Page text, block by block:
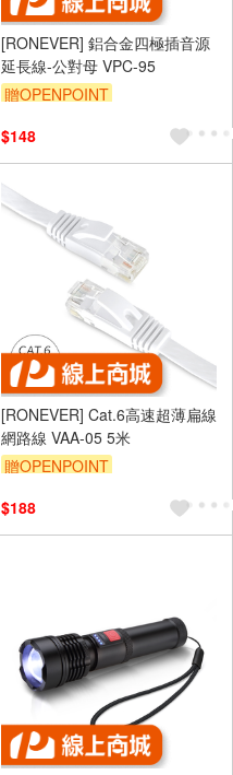
[RONEVER] 鋁合金四極插音源
延長線-公對母 VPC-95
贈OPENPOINT
$148
[RONEVER] Cat.6高速超薄扁線
網路線 VAA-05 5米
贈OPENPOINT
$188